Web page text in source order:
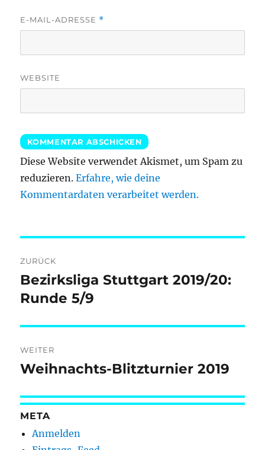
E-MAIL-ADRESSE *
WEBSITE
Diese Website verwendet Akismet, um Spam zu
reduzieren.Erfahre, wie deine
Kommentardaten verarbeitet werden.
ZURÜCK
Vorheriger
Beitrag:
Bezirksliga Stuttgart 2019/20:
Runde 5/9
WEITER
Nächster
Weihnachts-Blitzturnier 2019
META
Anmelden